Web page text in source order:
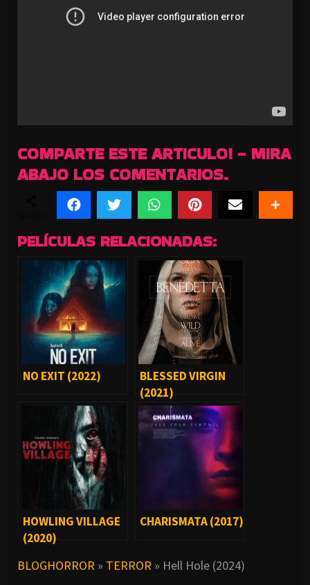
COMPARTE ESTE ARTICULO! - MIRA
ABAJO LOS COMENTARIOS.
PELÍCULAS RELACIONADAS:
NO EXIT (2022)
BLESSED VIRGIN
(2021)
HOWLING VILLAGE
(2020)
CHARISMATA (2017)
BLOGHORROR » TERROR » Hell Hole (2024)